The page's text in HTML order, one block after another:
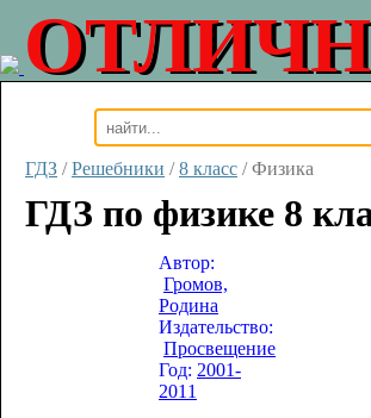
ГДЗ / Решебники / 8 класс / Физика
ГДЗ по физике 8
Автор:
Громов,
Родина
Издательство:
Просвещение
Год: 2001-
2011